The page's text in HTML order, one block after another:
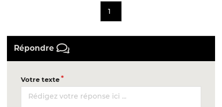
1
Répondre
Votre texte